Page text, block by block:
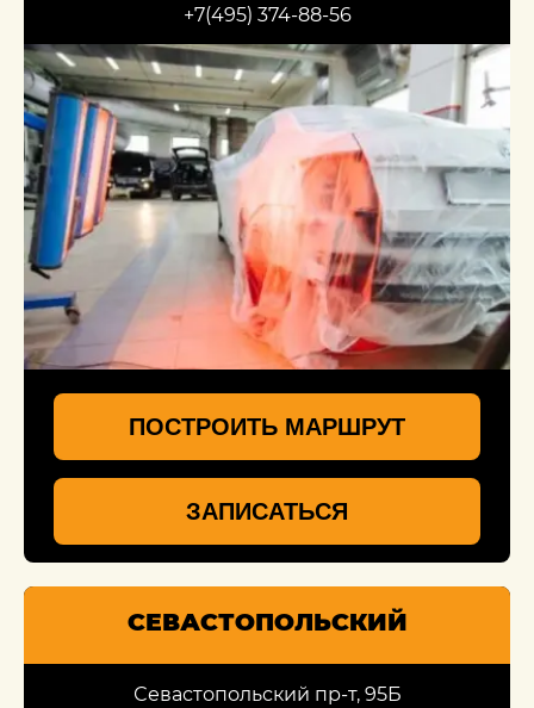
+7(495) 374-88-56
ПОСТРОИТЬ МАРШРУТ
ЗАПИСАТЬСЯ
СЕВАСТОПОЛЬСКИЙ
Севастопольский пр-т, 95Б